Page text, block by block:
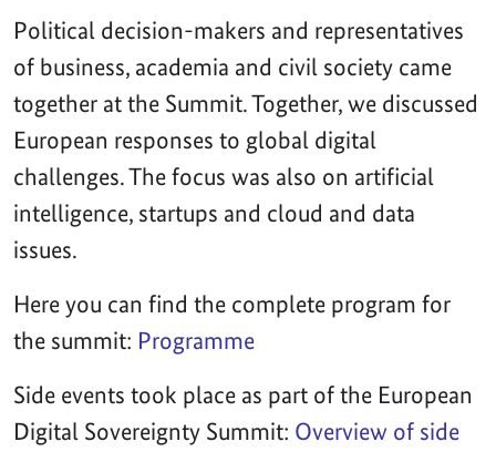
Political decision-makers and representatives
of business, academia and civil society came
together at the Summit. Together, we discussed
European responses to global digital
challenges. The focus was also on artificial
intelligence, startups and cloud and data
issues.
Here you can find the complete program for
the summit: Programme
Side events took place as part of the European
Digital Sovereignty Summit: Overview of side